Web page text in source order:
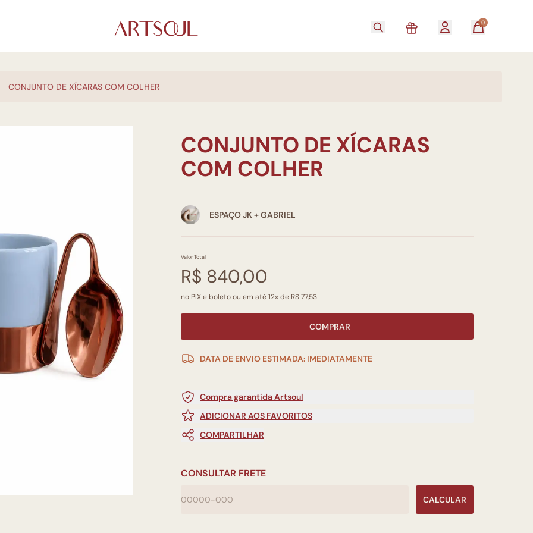
0
CONJUNTO DE XÍCARAS COM COLHER
❯
CONJUNTO DE XÍCARAS
COM COLHER
ESPAÇO JK + GABRIEL
Valor Total
R$ 840,00
no PIX e boleto ou em até 12x de R$ 77,53
COMPRAR
DATA DE ENVIO ESTIMADA: IMEDIATAMENTE
Compra garantida Artsoul
ADICIONAR AOS FAVORITOS
COMPARTILHAR
CONSULTAR FRETE
CALCULAR